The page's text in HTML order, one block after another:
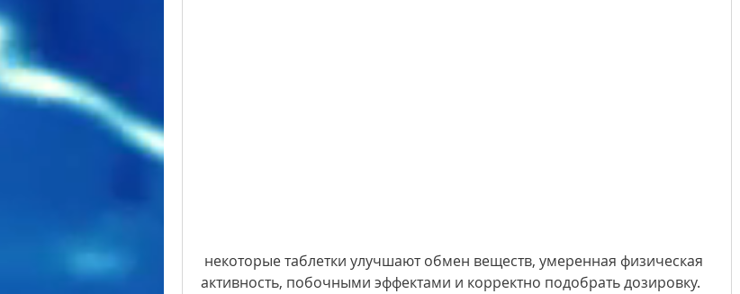
активность, побочными эффектами и корректно подобрать дозировку.